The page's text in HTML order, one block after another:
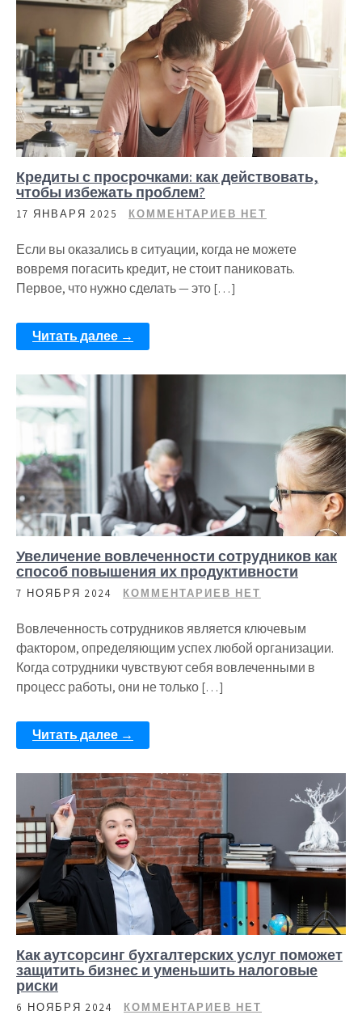
Кредиты с просрочками: как действовать,
чтобы избежать проблем?
17 ЯНВАРЯ 2025 КОММЕНТАРИЕВ НЕТ
Если вы оказались в ситуации, когда не можете
вовремя погасить кредит, не стоит паниковать.
Первое, что нужно сделать — это […]
Читать далее →
Увеличение вовлеченности сотрудников как
способ повышения их продуктивности
7 НОЯБРЯ 2024 КОММЕНТАРИЕВ НЕТ
Вовлеченность сотрудников является ключевым
фактором, определяющим успех любой организации.
Когда сотрудники чувствуют себя вовлеченными в
процесс работы, они не только […]
Читать далее →
Как аутсорсинг бухгалтерских услуг поможет
защитить бизнес и уменьшить налоговые
риски
6 НОЯБРЯ 2024 КОММЕНТАРИЕВ НЕТ